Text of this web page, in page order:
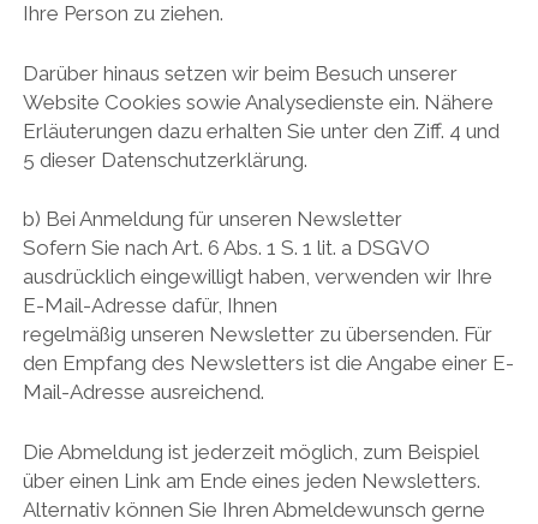
Ihre Person zu ziehen.
Darüber hinaus setzen wir beim Besuch unserer
Website Cookies sowie Analysedienste ein. Nähere
Erläuterungen dazu erhalten Sie unter den Ziff. 4 und
5 dieser Datenschutzerklärung.
b) Bei Anmeldung für unseren Newsletter
Sofern Sie nach Art. 6 Abs. 1 S. 1 lit. a DSGVO
ausdrücklich eingewilligt haben, verwenden wir Ihre
E-Mail-Adresse dafür, Ihnen
regelmäßig unseren Newsletter zu übersenden. Für
den Empfang des Newsletters ist die Angabe einer E-
Mail-Adresse ausreichend.
Die Abmeldung ist jederzeit möglich, zum Beispiel
über einen Link am Ende eines jeden Newsletters.
Alternativ können Sie Ihren Abmeldewunsch gerne